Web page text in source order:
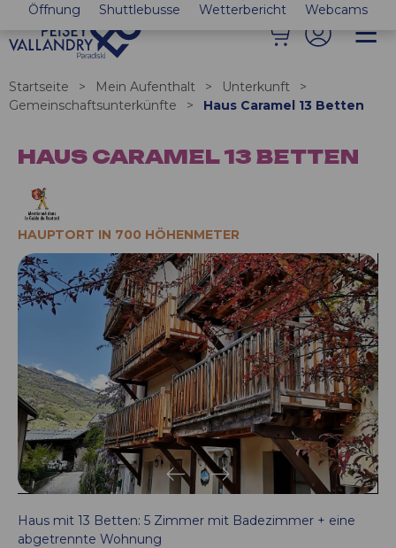
Öffnung Shuttlebusse Wetterbericht Webcams
Startseite > Mein Aufenthalt > Unterkunft
>
Gemeinschaftsunterkünfte
> Haus Caramel 13 Betten
HAUS CARAMEL 13 BETTEN
HAUPTORT IN 700 HÖHENMETER
Haus mit 13 Betten: 5 Zimmer mit Badezimmer + eine
abgetrennte Wohnung